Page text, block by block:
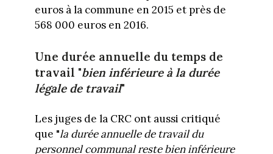
euros à la commune en 2015 et près de
568 000 euros en 2016.
Une durée annuelle du temps de
travail "bien inférieure à la durée
légale de travail"
Les juges de la CRC ont aussi critiqué
que "la durée annuelle de travail du
personnel communal reste bien inférieure